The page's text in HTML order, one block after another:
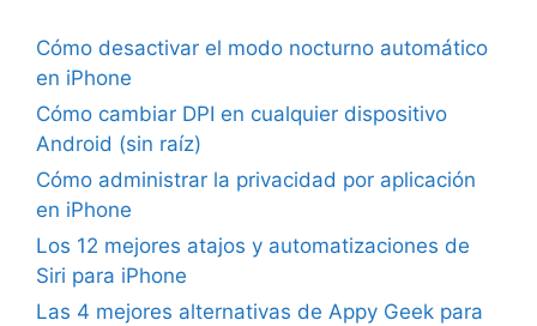
Cómo desactivar el modo nocturno automático
en iPhone
Cómo cambiar DPI en cualquier dispositivo
Android (sin raíz)
Cómo administrar la privacidad por aplicación
en iPhone
Los 12 mejores atajos y automatizaciones de
Siri para iPhone
Las 4 mejores alternativas de Appy Geek para